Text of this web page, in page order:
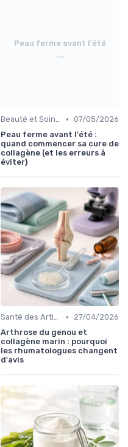
Peau ferme avant l'été
:...
Beauté et Soins de la Peau • 07/05/2026
Peau ferme avant l'été :
quand commencer sa cure de
collagène (et les erreurs à
éviter)
Santé des Articulations •
27/04/2026
Arthrose du genou et
collagène marin : pourquoi
les rhumatologues changent
d'avis